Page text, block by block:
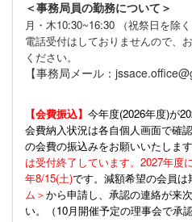
＜事務局員の勤務について＞
月・木10:30~16:30 （祝祭日を除く
電話受付はしておりませんので、
ください。
【事務局メール：
【会費振込】 今年度(2026年度)が
会費納入状況は各自個人画面で確
の会費の振込みをお願いいたします
は受付終了しています。2027年度
年8/15(土)です。減額希望の会員は
ム＞から申請し、承認の連絡が来
い。（10月開催予定の理事会で承